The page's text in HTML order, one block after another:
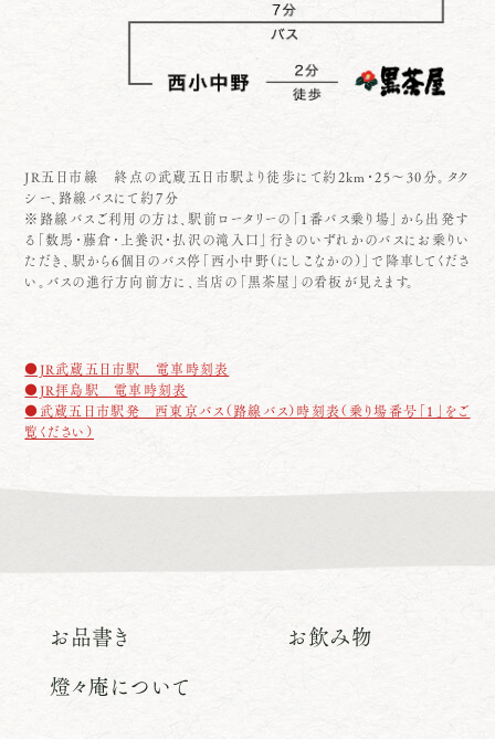
JR五日市線 終点の武蔵五日市駅より徒歩にて約2km・25～30分。タク
シー、路線バスにて約７分
※路線バスご利用の方は、駅前ロータリーの「1番バス乗り場」から出発す
る「数馬・藤倉・上養沢・払沢の滝入口」行きのいずれかのバスにお乗りい
ただき、駅から6個目のバス停「西小中野（にしこなかの）」で降車してくださ
い。バスの進行方向前方に、当店の「黒茶屋」の看板が見えます。
●JR武蔵五日市駅 電車時刻表
●JR拝島駅 電車時刻表
●武蔵五日市駅発 西東京バス（路線バス）時刻表（乗り場番号「１」をご
覧ください）
お品書き
お飲み物
燈々庵について